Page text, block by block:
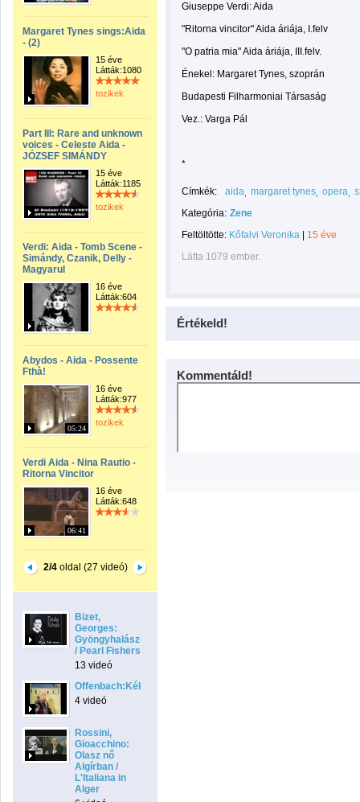
Margaret Tynes sings:Aida
- (2)
15 éve
Látták:1080
tozikek
Part III: Rare and unknown
voices - Celeste Aida -
JÓZSEF SIMÁNDY
15 éve
Látták:1185
tozikek
Verdi: Aida - Tomb Scene -
Simándy, Czanik, Delly -
Magyarul
16 éve
Látták:604
Abydos - Aida - Possente
Fthà!
05:24
16 éve
Látták:977
tozikek
Verdi Aida - Nina Rautio -
Ritorna Vincitor
06:41
16 éve
Látták:648
2/4oldal (27 videó)
Bizet,
Georges:
Gyöngyhalászok
/ Pearl Fishers
13 videó
Offenbach:Kékszakáll
4 videó
Rossini,
Gioacchino:
Olasz nő
Algírban /
L'Italiana in
Alger
Giuseppe Verdi: Aida
"Ritorna vincitor" Aida áriája, I.felv
"O patria mia" Aida áriája, III.felv.
Énekel: Margaret Tynes, szoprán
Budapesti Filharmoniai Társaság
Vez.: Varga Pál
*
Címkék: aida margaret tynes opera
Kategória: Zene
Feltöltötte: Kőfalvi Veronika
15 éve
Látta 1079 ember.
Értékeld!
Kommentáld!